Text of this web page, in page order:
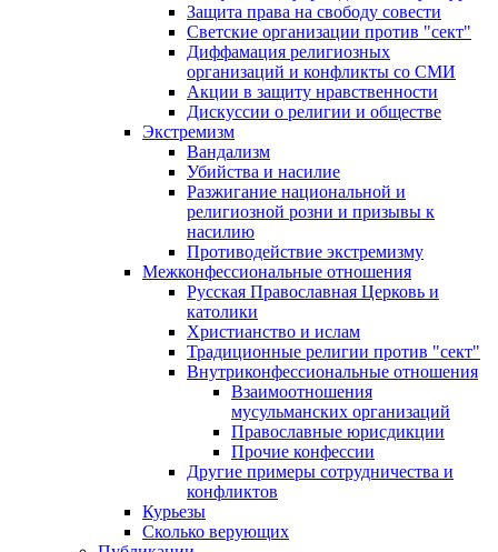
Защита права на свободу совести
Светские организации против "сект"
Диффамация религиозных
организаций и конфликты со СМИ
Акции в защиту нравственности
Дискуссии о религии и обществе
Экстремизм
Вандализм
Убийства и насилие
Разжигание национальной и
религиозной розни и призывы к
насилию
Противодействие экстремизму
Межконфессиональные отношения
Русская Православная Церковь и
католики
Христианство и ислам
Традиционные религии против "сект"
Внутриконфессиональные отношения
Взаимоотношения
мусульманских организаций
Православные юрисдикции
Прочие конфессии
Другие примеры сотрудничества и
конфликтов
Курьезы
Сколько верующих